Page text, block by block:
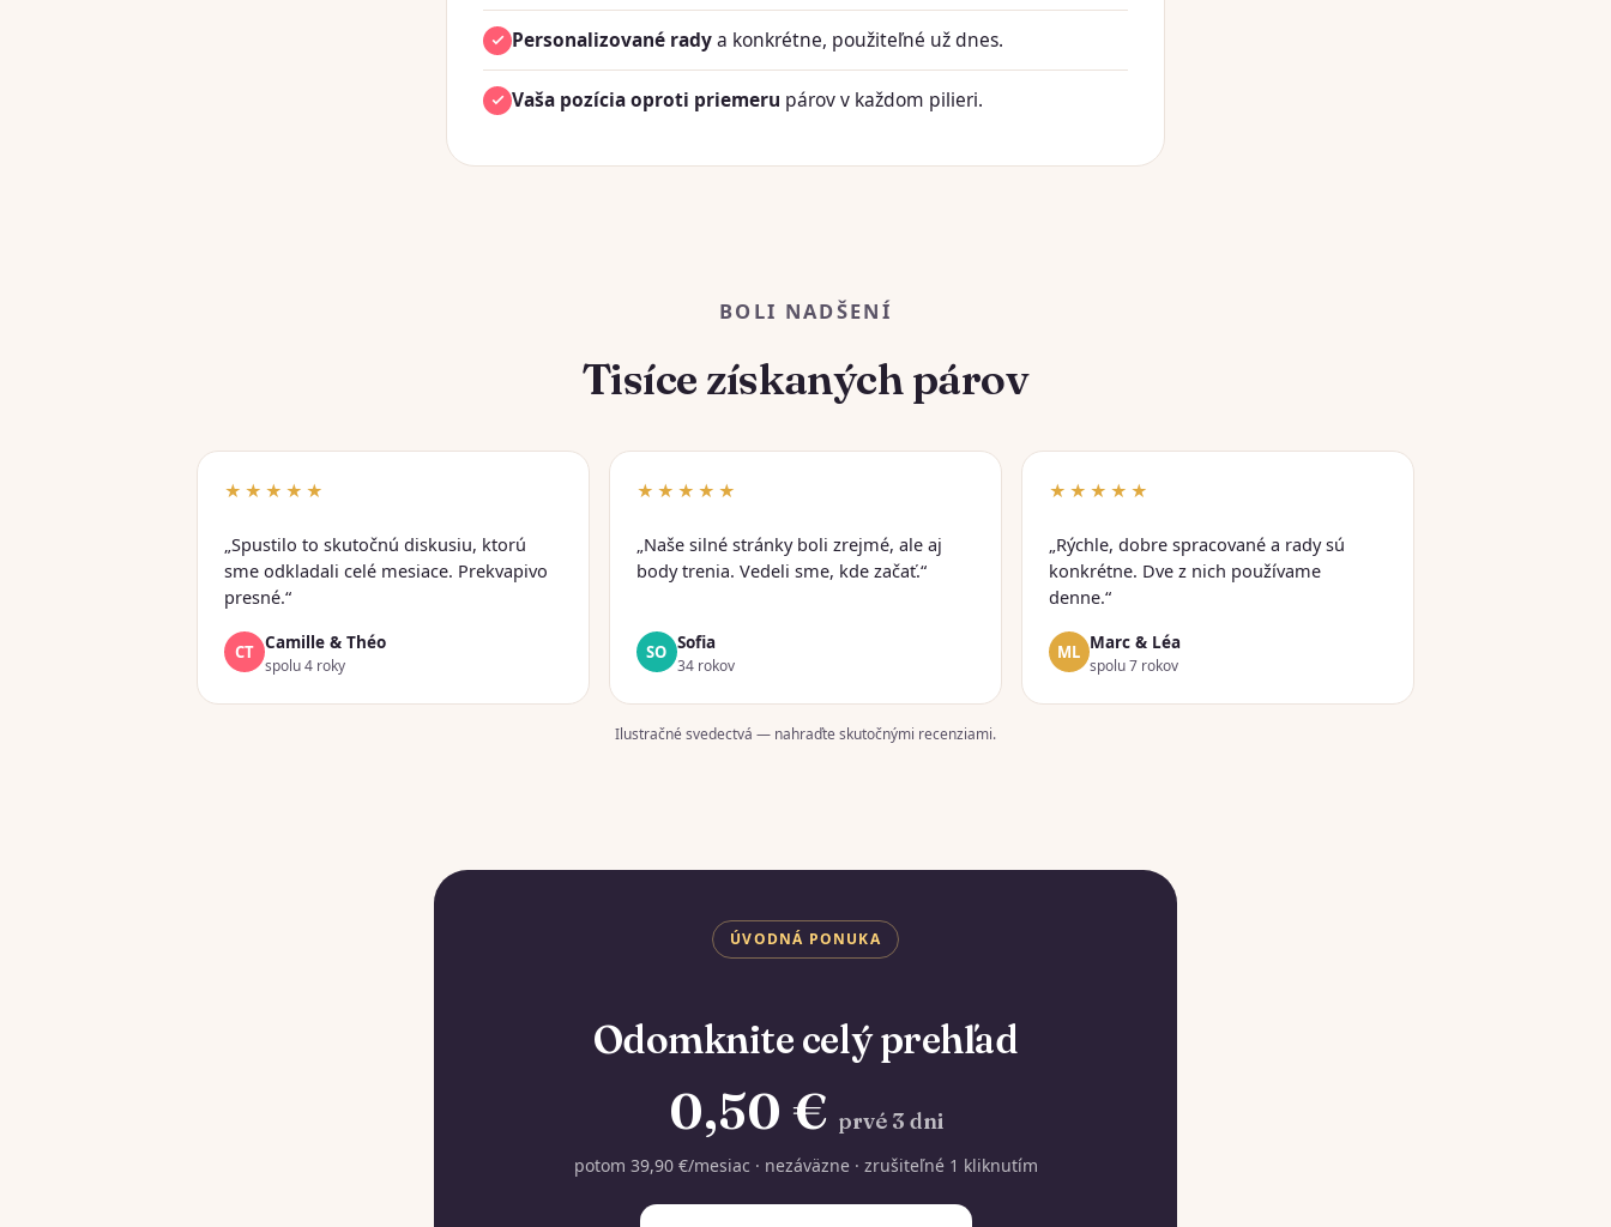
Personalizované radya konkrétne, použiteľné už dnes.
Vaša pozícia oproti priemeru párov v každom pilieri.
BOLI NADŠENÍ
Tisíce získaných párov
★★★★★
„Spustilo to skutočnú diskusiu, ktorú
sme odkladali celé mesiace. Prekvapivo
presné.“
CT Camille & Théo
spolu 4 roky
★★★★★
„Naše silné stránky boli zrejmé, ale aj
body trenia. Vedeli sme, kde začať.“
SO Sofia
34 rokov
★★★★★
„Rýchle, dobre spracované a rady sú
konkrétne. Dve z nich používame
denne.“
ML Marc & Léa
spolu 7 rokov
Ilustračné svedectvá — nahraďte skutočnými recenziami.
ÚVODNÁ PONUKA
Odomknite celý prehľad
0,50 € prvé 3 dni
potom 39,90 €/mesiac · nezáväzne · zrušiteľné 1 kliknutím